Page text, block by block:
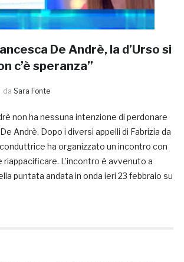
De Andrè, la d’Urso si
c’è speranza”
da Sara Fonte
non ha nessuna intenzione di perdonare
Andrè. Dopo i diversi appelli di Fabrizia da
conduttrice ha organizzato un incontro con
riappacificare. L’incontro è avvenuto a
puntata andata in onda ieri 23 febbraio su